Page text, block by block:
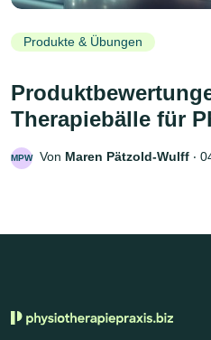
Produkte & Übungen
Therapiebälle für
MPW Von Maren Pätzold-Wulff ‧